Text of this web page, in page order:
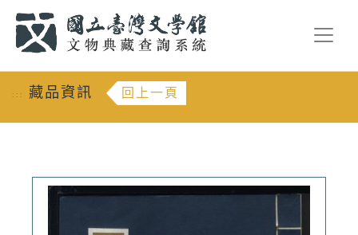
::: 藏品資訊 回上一頁